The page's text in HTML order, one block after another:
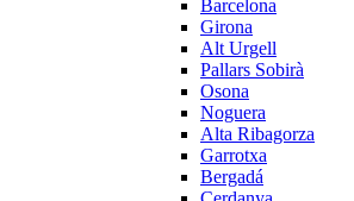
Barcelona
Girona
Alt Urgell
Pallars Sobirà
Osona
Noguera
Alta Ribagorza
Garrotxa
Bergadá